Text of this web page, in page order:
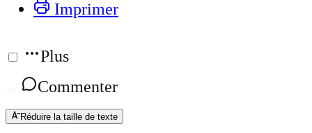
Imprimer
Plus
Commenter
Réduire la taille de texte